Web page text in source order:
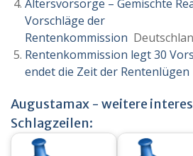
Altersvorsorge – Gemischte
Vorschläge der
Rentenkommission
Rentenkommission legt 30
endet die Zeit der Rentenlügen
Augustamax - weitere
Schlagzeilen: